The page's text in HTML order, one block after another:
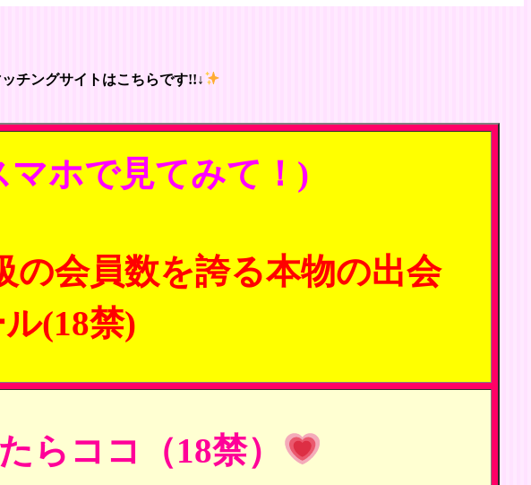
チングサイトはこちらです!!↓
マホで見てみて！)
の会員数を誇る本物の出会
(18禁)
らココ（18禁）